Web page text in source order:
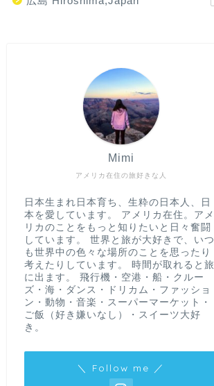
アメリカ在住の旅好きな人
Mimi
日本生まれ日本育ち、生粋の日本人、日
本を愛しています。 アメリカ在住。アメ
リカのことをもっと知りたいと日々奮闘
しています。 世界と旅が大好きで、いつ
も世界中の色々な場所のことを思ったり
考えたりしています。 時間が取れると旅
に出ます。 飛行機・空港・船・クルー
ズ・海・ダンス・ドリカム・ファッショ
ン・動物・音楽・スーパーマーケット・
ご飯（好き嫌いなし）・スイーツ大好
き。
＼ Follow me ／